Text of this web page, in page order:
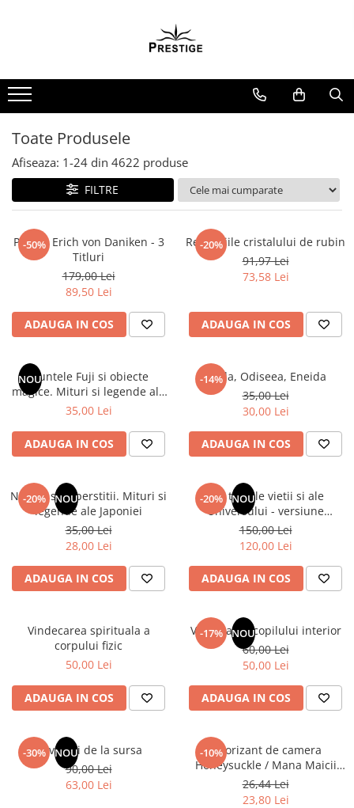
Noutati
Promotii
Spiritualitate - Ezoterism
AngelConnection
Arte Divinatorii
Chiromantie
Dezvoltare Spirituala
KidConnection
Minte Corp
New Illuminati Files
Numerologie
Paranormal
Parapsihologie
Ramtha
Audiobook
ReConnect
Religie
Crestinism
ScienceConnection
SelfConnect
Vindecare Spirituala
Sanatate
Gastronomik
MedConnect
Medicina & Farmacie
Medicina Pentru Toti
Toate Produsele
Afiseaza: 1-24 din 4622 produse
FILTRE
-50%
Pachet Erich von Daniken - 3
Titluri
179,00 Lei
89,50 Lei
ADAUGA IN COS
-20%
Revelatiile cristalului de rubin
91,97 Lei
73,58 Lei
ADAUGA IN COS
NOUMuntele Fuji si obiecte
magice. Mituri si legende ale
Japoniei
35,00 Lei
ADAUGA IN COS
-14%
Iliada, Odiseea, Eneida
35,00 Lei
30,00 Lei
ADAUGA IN COS
-20% NOU
Natura si superstitii. Mituri si
legende ale Japoniei
35,00 Lei
28,00 Lei
ADAUGA IN COS
-20% NOU
Din tainele vietii si ale
Universului - versiune
originala din 1939. Volumele I-
III. Cutie de colectie -Scarlat
Demetrescu
150,00 Lei
120,00 Lei
ADAUGA IN COS
Vindecarea spirituala a
corpului fizic
50,00 Lei
ADAUGA IN COS
-17% NOU
Vindecarea copilului interior
60,00 Lei
50,00 Lei
ADAUGA IN COS
-30% NOU
Revelatii de la sursa
90,00 Lei
63,00 Lei
-10%
Odorizant de camera
Honeysuckle / Mana Maicii
Domnului - 120 ml
26,44 Lei
23,80 Lei